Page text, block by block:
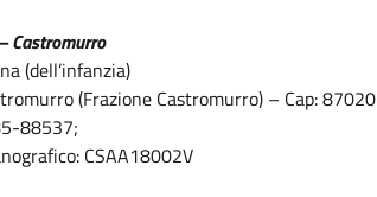
Castromurro
(dell’infanzia)
(Frazione Castromurro) – Cap: 87020
88537;
CSAA18002V